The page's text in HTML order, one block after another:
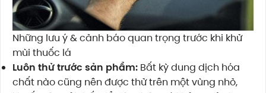
Những lưu ý & cảnh báo quan trọng trước khi khử
mùi thuốc lá
Luôn thử trước sản phẩm: Bất kỳ dung dịch hóa
chất nào cũng nên được thử trên một vùng nhỏ,